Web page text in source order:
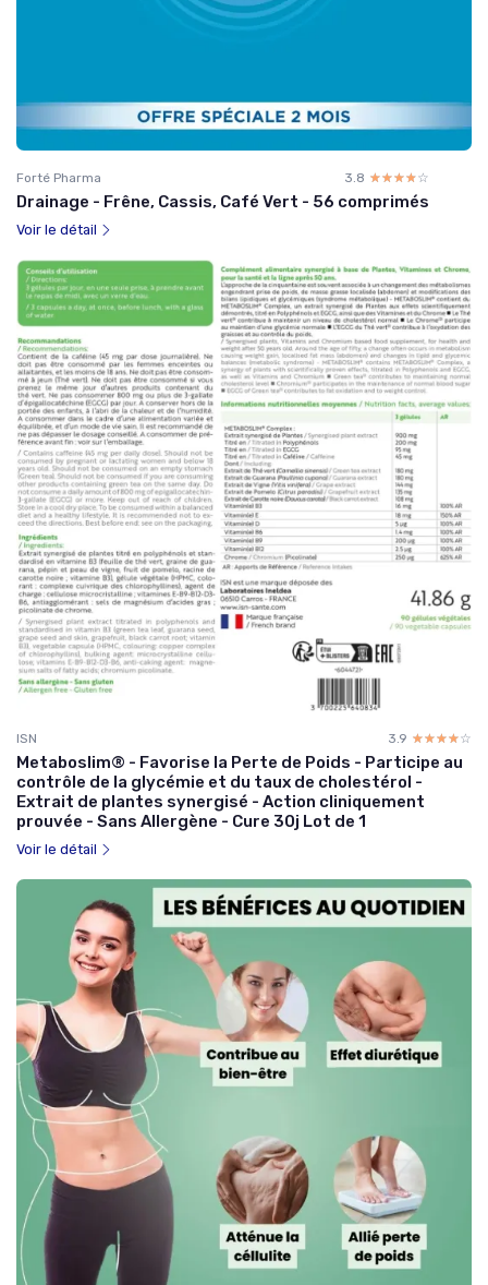
Forté Pharma 3.8 ☆☆☆☆☆
★★★★★
Drainage - Frêne, Cassis, Café Vert - 56 comprimés
Voir le détail
ISN 3.9 ☆☆☆☆☆
★★★★★
Metaboslim® - Favorise la Perte de Poids - Participe au
contrôle de la glycémie et du taux de cholestérol -
Extrait de plantes synergisé - Action cliniquement
prouvée - Sans Allergène - Cure 30j Lot de 1
Voir le détail